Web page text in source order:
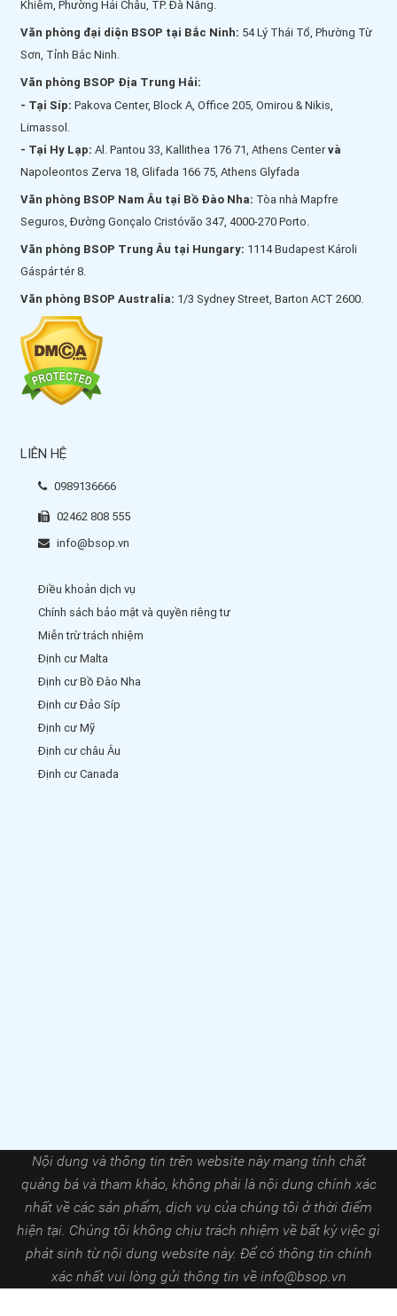
Khiêm, Phường Hải Châu, TP. Đà Nẵng.
Văn phòng đại diện BSOP tại Bắc Ninh: 54 Lý Thái Tổ, Phường Từ
Sơn, Tỉnh Bắc Ninh.
Văn phòng BSOP Địa Trung Hải:
- Tại Síp: Pakova Center, Block A, Office 205, Omirou & Nikis,
Limassol.
- Tại Hy Lạp: Al. Pantou 33, Kallithea 176 71, Athens Centervà
Napoleontos Zerva 18, Glifada 166 75, Athens Glyfada
Văn phòng BSOP Nam Âu tại Bồ Đào Nha: Tòa nhà Mapfre
Seguros, Đường Gonçalo Cristóvão 347, 4000-270 Porto.
Văn phòng BSOP Trung Âu tại Hungary: 1114 Budapest Károli
Gáspár tér 8.
Văn phòng BSOP Australia: 1/3 Sydney Street, Barton ACT 2600.
LIÊN HỆ
0989136666
02462 808 555
info@bsop.vn
Điều khoản dịch vụ
Chính sách bảo mật và quyền riêng tư
Miễn trừ trách nhiệm
Định cư Malta
Định cư Bồ Đào Nha
Định cư Đảo Síp
Định cư Mỹ
Định cư châu Âu
Định cư Canada
Nội dung và thông tin trên website này mang tính chất
quảng bá và tham khảo, không phải là nội dung chính xác
nhất về các sản phẩm, dịch vụ của chúng tôi ở thời điểm
hiện tại. Chúng tôi không chịu trách nhiệm về bất kỳ việc gì
phát sinh từ nội dung website này. Để có thông tin chính
xác nhất vui lòng gửi thông tin về info@bsop.vn